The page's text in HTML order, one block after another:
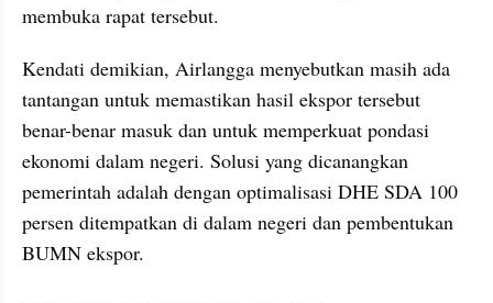
membuka rapat tersebut.
Kendati demikian, Airlangga menyebutkan masih ada
tantangan untuk memastikan hasil ekspor tersebut
benar-benar masuk dan untuk memperkuat pondasi
ekonomi dalam negeri. Solusi yang dicanangkan
pemerintah adalah dengan optimalisasi DHE SDA 100
persen ditempatkan di dalam negeri dan pembentukan
BUMN ekspor.